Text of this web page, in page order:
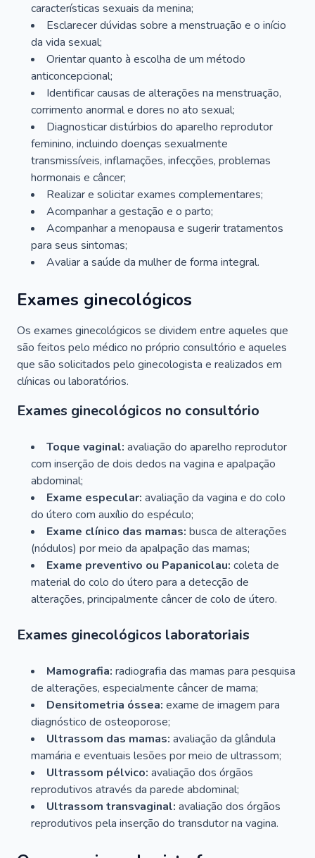
características sexuais da menina;
Esclarecer dúvidas sobre a menstruação e o início
da vida sexual;
Orientar quanto à escolha de um método
anticoncepcional;
Identificar causas de alterações na menstruação,
corrimento anormal e dores no ato sexual;
Diagnosticar distúrbios do aparelho reprodutor
feminino, incluindo doenças sexualmente
transmissíveis, inflamações, infecções, problemas
hormonais e câncer;
Realizar e solicitar exames complementares;
Acompanhar a gestação e o parto;
Acompanhar a menopausa e sugerir tratamentos
para seus sintomas;
Avaliar a saúde da mulher de forma integral.
Exames ginecológicos
Os exames ginecológicos se dividem entre aqueles que
são feitos pelo médico no próprio consultório e aqueles
que são solicitados pelo ginecologista e realizados em
clínicas ou laboratórios.
Exames ginecológicos no consultório
Toque vaginal: avaliação do aparelho reprodutor
com inserção de dois dedos na vagina e apalpação
abdominal;
Exame especular: avaliação da vagina e do colo
do útero com auxílio do espéculo;
Exame clínico das mamas: busca de alterações
(nódulos) por meio da apalpação das mamas;
Exame preventivo ou Papanicolau: coleta de
material do colo do útero para a detecção de
alterações, principalmente câncer de colo de útero.
Exames ginecológicos laboratoriais
Mamografia: radiografia das mamas para pesquisa
de alterações, especialmente câncer de mama;
Densitometria óssea: exame de imagem para
diagnóstico de osteoporose;
Ultrassom das mamas: avaliação da glândula
mamária e eventuais lesões por meio de ultrassom;
Ultrassom pélvico: avaliação dos órgãos
reprodutivos através da parede abdominal;
Ultrassom transvaginal: avaliação dos órgãos
reprodutivos pela inserção do transdutor na vagina.